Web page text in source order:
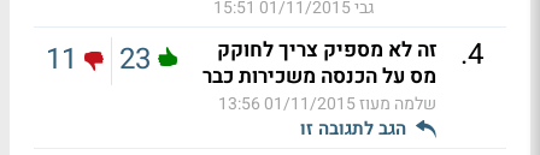
גבי01/11/2015 15:51
4
.
זה לא מספיק צריך לחוקק
מס על הכנסה משכירות כבר
שלמה מעוז01/11/2015 13:56
הגב לתגובה זו
23
11